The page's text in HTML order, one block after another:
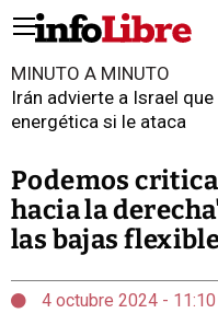
MINUTO A MINUTO
Irán advierte a Israel
energética si le ataca
Podemos
hacia la
las bajas
4 octubre 2024 - 11:10